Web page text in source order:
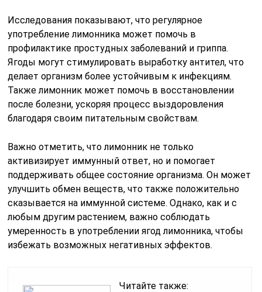
Исследования показывают, что регулярное
употребление лимонника может помочь в
профилактике простудных заболеваний и гриппа.
Ягоды могут стимулировать выработку антител, что
делает организм более устойчивым к инфекциям.
Также лимонник может помочь в восстановлении
после болезни, ускоряя процесс выздоровления
благодаря своим питательным свойствам.
Важно отметить, что лимонник не только
активизирует иммунный ответ, но и помогает
поддерживать общее состояние организма. Он может
улучшить обмен веществ, что также положительно
сказывается на иммунной системе. Однако, как и с
любым другим растением, важно соблюдать
умеренность в употреблении ягод лимонника, чтобы
избежать возможных негативных эффектов.
Читайте также: